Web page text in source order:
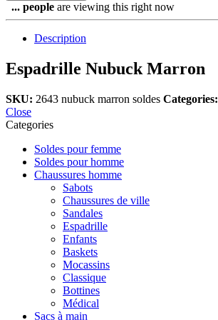
... people are viewing this right now
Description
Espadrille Nubuck Marron
SKU: 2643 nubuck marron soldes Categories:
Close
Categories
Soldes pour femme
Soldes pour homme
Chaussures homme
Sabots
Chaussures de ville
Sandales
Espadrille
Enfants
Baskets
Mocassins
Classique
Bottines
Médical
Sacs à main